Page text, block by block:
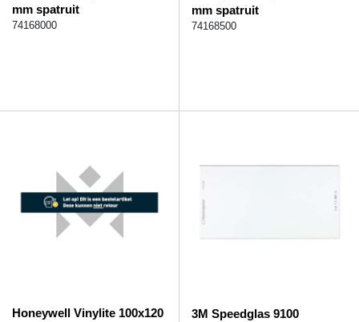
mm spatruit
74168000
mm spatruit
74168500
Honeywell Vinylite 100x120
3M Speedglas 9100